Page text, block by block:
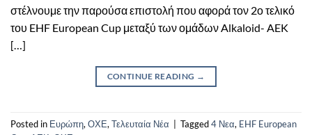
στέλνουμε την παρούσα επιστολή που αφορά τον 2ο τελικό
του EHF European Cup μεταξύ των ομάδων Alkaloid- AEK
[…]
CONTINUE READING →
Posted in Ευρώπη,ΟΧΕ,Τελευταία Νέα Tagged4 Νεα, EHF European